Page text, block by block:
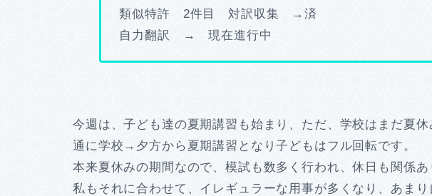
類似特許 2件目 対訳収集 →済
自力翻訳 → 現在進行中
今週は、子ども達の夏期講習も始まり、ただ、学校はまだ夏
通に学校→夕方から夏期講習となり子どもはフル回転です。
本来夏休みの期間なので、模試も数多く行われ、休日も関係あ
私もそれに合わせて、イレギュラーな用事が多くなり、あま